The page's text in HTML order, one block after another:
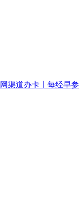
渠道办卡丨每经早参